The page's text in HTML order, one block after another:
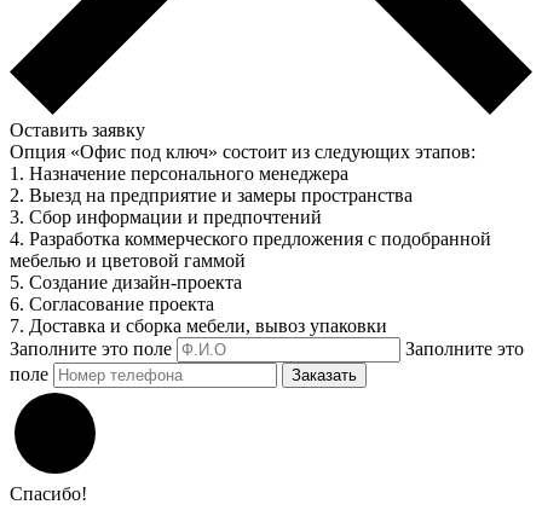
Оставить заявку
Опция «Офис под ключ» состоит из следующих этапов:
1. Назначение персонального менеджера
2. Выезд на предприятие и замеры пространства
3. Сбор информации и предпочтений
4. Разработка коммерческого предложения с подобранной
мебелью и цветовой гаммой
5. Создание дизайн-проекта
6. Согласование проекта
7. Доставка и сборка мебели, вывоз упаковки
Заполните это поле
Заполните это
поле
Заказать
Спасибо!